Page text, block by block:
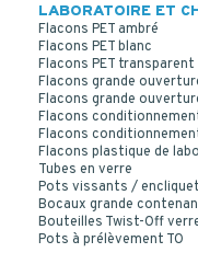
CAPSULE COMPTE
Insert 9142 -
LABORATOIRE ET
Flacons PET ambré
Flacons PET blanc
Flacons PET transparent
Flacons grande
Flacons grande
Flacons
Flacons
Flacons plastique de
Tubes en verre
Pots vissants /
Bocaux grande
Bouteilles Twist-Off
Pots à prélèvement TO